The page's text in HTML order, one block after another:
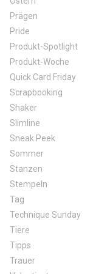
Prägen
Pride
Produkt-Spotlight
Produkt-Woche
Quick Card Friday
Scrapbooking
Shaker
Slimline
Sneak Peek
Sommer
Stanzen
Stempeln
Tag
Technique Sunday
Tiere
Tipps
Trauer